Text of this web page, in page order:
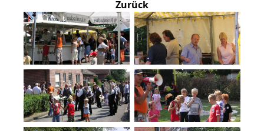
Zurück